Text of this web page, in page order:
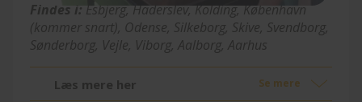
Findes i: Esbjerg, Haderslev, Kolding, København
(kommer snart), Odense, Silkeborg, Skive, Svendborg,
Sønderborg, Vejle, Viborg, Aalborg, Aarhus
Se mere
Læs mere her